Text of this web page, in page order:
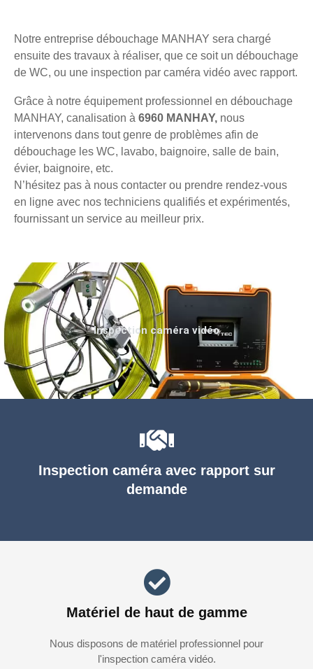
Notre entreprise débouchage MANHAY sera chargé
ensuite des travaux à réaliser, que ce soit un débouchage
de WC, ou une inspection par caméra vidéo avec rapport.
Grâce à notre équipement professionnel en débouchage
MANHAY, canalisation à 6960 MANHAY, nous
intervenons dans tout genre de problèmes afin de
débouchage les WC, lavabo, baignoire, salle de bain,
évier, baignoire, etc.
N’hésitez pas à nous contacter ou prendre rendez-vous
en ligne avec nos techniciens qualifiés et expérimentés,
fournissant un service au meilleur prix.
Inspection caméra avec rapport sur
demande
Matériel de haut de gamme
Nous disposons de matériel professionnel pour
l'inspection caméra vidéo.
Inspection caméra vidéo